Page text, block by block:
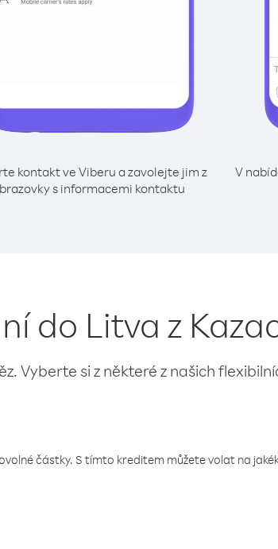
kontakt ve Viberu a zavolejte jim z
s informacemi kontaktu
V
do Litva z
Vyberte si z některé z našich
částky. S tímto kreditem můžete volat na